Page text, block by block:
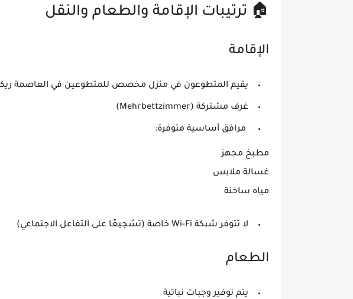
🏠 ترتيبات الإقامة والطعام والنقل
الإقامة
يقيم المتطوعون في منزل مخصص للمتطوعين في العاصمة
غرف مشتركة (Mehrbettzimmer)
مرافق أساسية متوفرة:
مطبخ مجهز
غسالة ملابس
مياه ساخنة
لا تتوفر شبكة Wi-Fi خاصة (تشجيعًا على التفاعل الاجتماعي)
الطعام
يتم توفيروجبات نباتية